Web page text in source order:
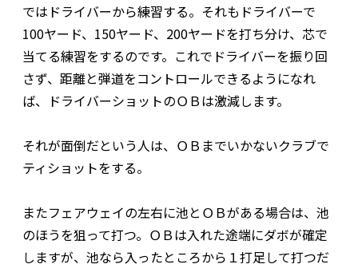
ではドライバーから練習する。それもドライバーで
100ヤード、150ヤード、200ヤードを打ち分け、芯で
当てる練習をするのです。これでドライバーを振り回
さず、距離と弾道をコントロールできるようになれ
ば、ドライバーショットのＯＢは激減します。
それが面倒だという人は、ＯＢまでいかないクラブで
ティショットをする。
またフェアウェイの左右に池とＯＢがある場合は、池
のほうを狙って打つ。ＯＢは入れた途端にダボが確定
しますが、池なら入ったところから１打足して打つだ